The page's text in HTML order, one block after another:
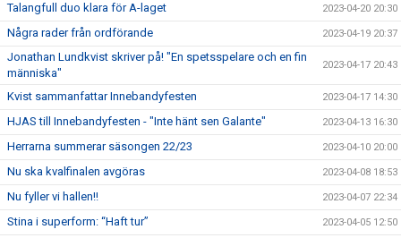
Talangfull duo klara för A-laget 2023-04-20 20:30
Några rader från ordförande 2023-04-19 20:37
Jonathan Lundkvist skriver på! "En spetsspelare och en fin
människa"
2023-04-17 20:43
Kvist sammanfattar Innebandyfesten 2023-04-17 14:30
HJAS till Innebandyfesten - "Inte hänt sen Galante" 2023-04-13 16:30
Herrarna summerar säsongen 22/23 2023-04-10 20:00
Nu ska kvalfinalen avgöras 2023-04-08 18:53
Nu fyller vi hallen!! 2023-04-07 22:34
Stina i superform: “Haft tur” 2023-04-05 12:50